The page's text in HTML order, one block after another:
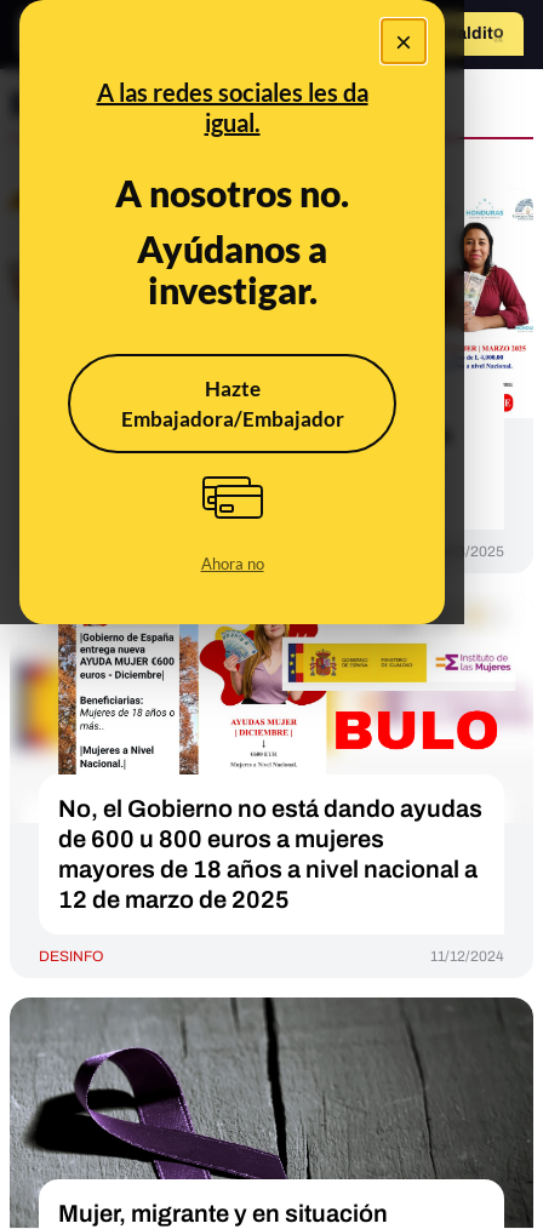
×
A las redes sociales les da
igual.
A nosotros no.
Ayúdanos a
investigar.
Hazte
Embajadora/Embajador
Ahora no
Hazte Maldito
Maldito Feminismo
El falso "bono" para mujeres que
circula en WhatsApp, una campaña
distintos países hispanohablantes
25/03/2025
No, el Gobierno no está dando ayudas
de 600 u 800 euros a mujeres
mayores de 18 años a nivel nacional a
12 de marzo de 2025
DESINFO 11/12/2024
Mujer, migrante y en situación